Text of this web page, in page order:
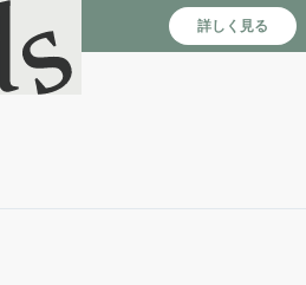
録アプリ 詳しく見る